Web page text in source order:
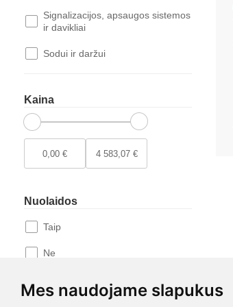
Mes naudojame slapukus
Signalizacijos, apsaugos sistemos
ir davikliai
Sodui ir daržui
Kaina
Nuolaidos
Taip
Ne
Yra sandėlyje